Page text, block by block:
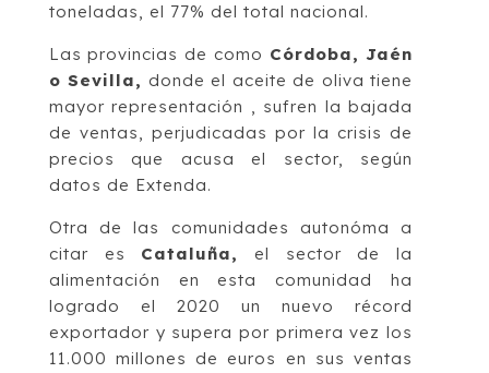
toneladas, el 77% del total nacional.
Las provincias de como Córdoba, Jaén
o Sevilla, donde el aceite de oliva tiene
mayor representación , sufren la bajada
de ventas, perjudicadas por la crisis de
precios que acusa el sector, según
datos de Extenda.
Otra de las comunidades autonóma a
citar es Cataluña,
el sector de la
alimentación en esta comunidad ha
logrado el 2020 un nuevo récord
exportador y supera por primera vez los
11.000 millones de euros en sus ventas